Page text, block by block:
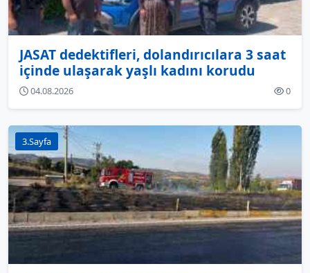
JASAT dedektifleri, dolandırıcılara 3 saat
içinde ulaşarak yaşlı kadını korudu
04.08.2026 0
3.Sayfa